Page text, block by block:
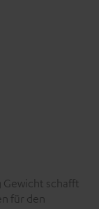
Gewicht schafft
für den